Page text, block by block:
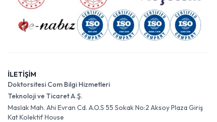
İLETİŞİM
Doktorsitesi Com Bilgi Hizmetleri
Teknoloji ve Ticaret A.Ş.
Maslak Mah. Ahi Evran Cd. A.O.S 55 Sokak No:2 Aksoy Plaza Giriş
Kat Kolektif House